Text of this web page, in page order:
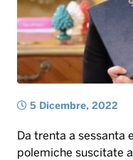
5 Dicembre, 2022
Da trenta a sessanta
polemiche suscitate